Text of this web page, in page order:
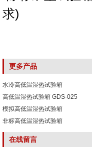
求)
更多产品
水冷高低温湿热试验箱
高低温湿热试验箱 GDS-025
模拟高低温湿热试验箱
非标高低温湿热试验箱
在线留言